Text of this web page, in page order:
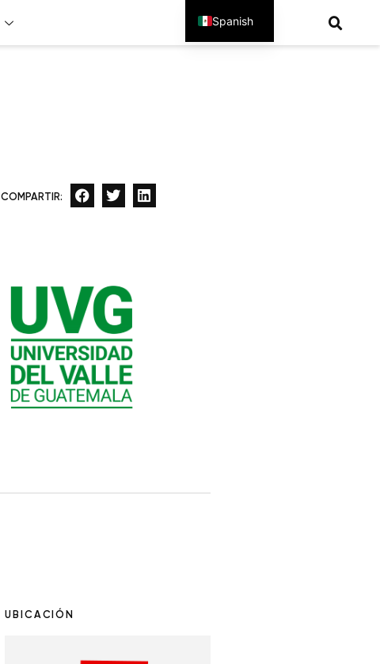
COMPARTIR:
UBICACIÓN
Spanish
English